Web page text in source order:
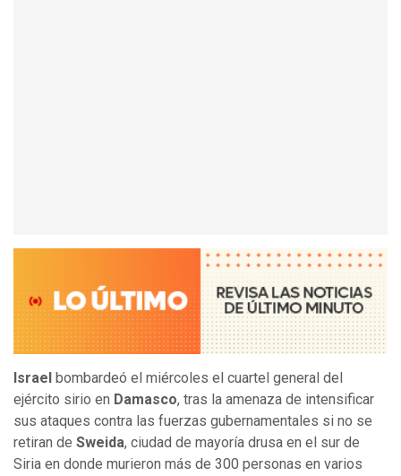
Israel bombardeó el miércoles el cuartel general del
ejército sirio en Damasco, tras la amenaza de intensificar
sus ataques contra las fuerzas gubernamentales si no se
retiran de Sweida, ciudad de mayoría drusa en el sur de
Siria en donde murieron más de 300 personas en varios